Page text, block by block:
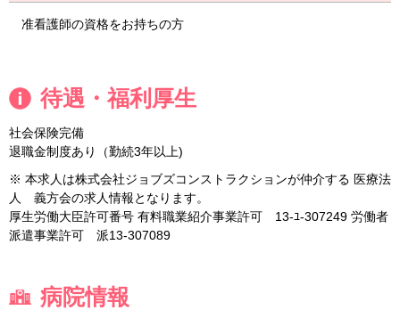
准看護師の資格をお持ちの方
待遇・福利厚生
社会保険完備
退職金制度あり（勤続3年以上)
※ 本求人は株式会社ジョブズコンストラクションが仲介する 医療法
人 義方会の求人情報となります。
厚生労働大臣許可番号 有料職業紹介事業許可 13-ﾕ-307249 労働者
派遣事業許可 派13-307089
病院情報